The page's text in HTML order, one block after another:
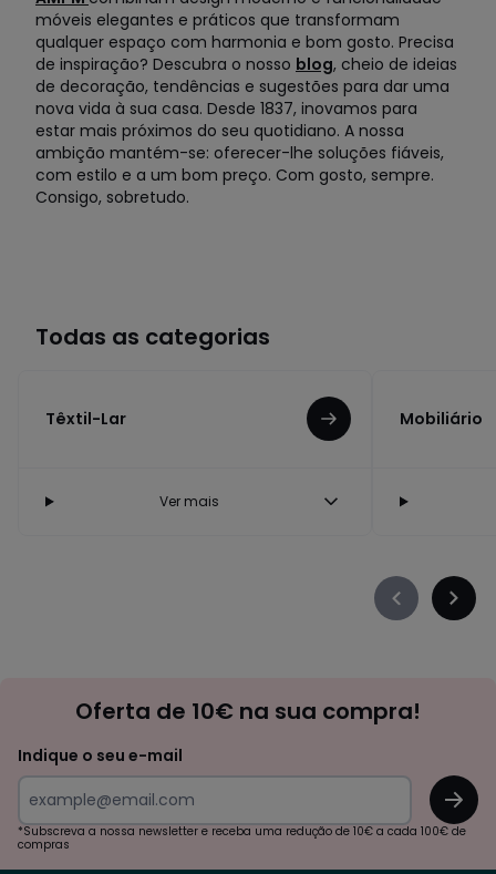
móveis elegantes e práticos que transformam
qualquer espaço com harmonia e bom gosto. Precisa
de inspiração? Descubra o nosso blog, cheio de ideias
de decoração, tendências e sugestões para dar uma
nova vida à sua casa. Desde 1837, inovamos para
estar mais próximos do seu quotidiano. A nossa
ambição mantém-se: oferecer-lhe soluções fiáveis,
com estilo e a um bom preço. Com gosto, sempre.
Consigo, sobretudo.
Todas as categorias
Têxtil-Lar
Ver mais
Mobiliário
Précédent
Oferta de 10€ na sua compra!
Indique o seu e-mail
OK
*Subscreva a nossa newsletter e receba uma redução de 10€ a cada 100€ de
compras